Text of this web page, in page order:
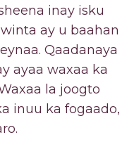
inay isku
ay u baahan
Qaadanaya
ayaa waxaa ka
la joogto
inuu ka fogaado,